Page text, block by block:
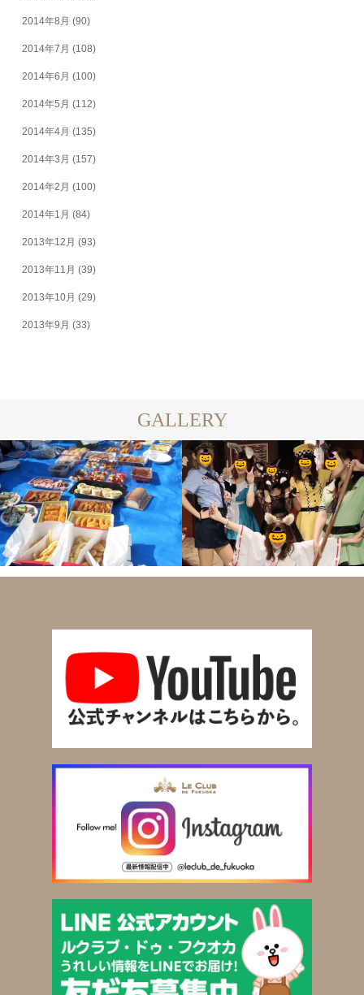
2014年8月 (90)
2014年7月 (108)
2014年6月 (100)
2014年5月 (112)
2014年4月 (135)
2014年3月 (157)
2014年2月 (100)
2014年1月 (84)
2013年12月 (93)
2013年11月 (39)
2013年10月 (29)
2013年9月 (33)
GALLERY